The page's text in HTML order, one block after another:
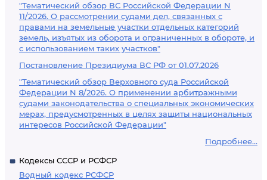
"Тематический обзор ВС Российской Федерации N
11/2026. О рассмотрении судами дел, связанных с
правами на земельные участки отдельных категорий
земель, изъятых из оборота и ограниченных в обороте, и
с использованием таких участков"
Постановление Президиума ВС РФ от 01.07.2026
"Тематический обзор Верховного суда Российской
Федерации N 8/2026. О применении арбитражными
судами законодательства о специальных экономических
мерах, предусмотренных в целях защиты национальных
интересов Российской Федерации"
Подробнее...
Кодексы СССР и РСФСР
Водный кодекс РСФСР